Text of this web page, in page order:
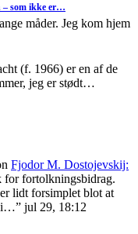
– som ikke er…
måder. Jeg kom hjem
(f. 1966) er en af de
jeg er stødt…
Fjodor M. Dostojevskij:
for fortolkningsbidrag.
lidt forsimplet blot at
i…” jul 29, 18:12